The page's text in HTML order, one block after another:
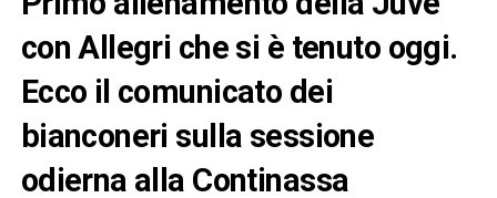
con Allegri che si è tenuto oggi.
Ecco il comunicato dei
bianconeri sulla sessione
odierna alla Continassa